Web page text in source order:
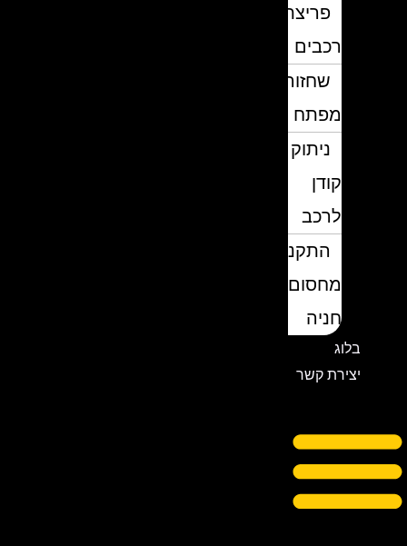
פריצת
רכבים
שחזור
מפתח
ניתוק
לרכב
התקנת
מחסום
חניה
יצירת קשר